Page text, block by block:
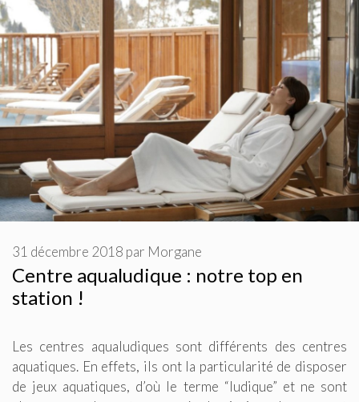
Centre aqualudique : notre top en
station !
31 décembre 2018 par Morgane
Les centres aqualudiques sont différents des centres
aquatiques. En effets, ils ont la particularité de disposer
de jeux aquatiques, d’où le terme “ludique” et ne sont